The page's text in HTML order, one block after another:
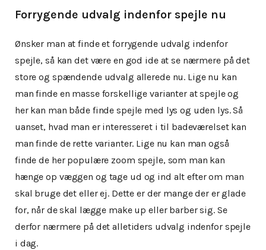
Forrygende udvalg indenfor spejle nu
Ønsker man at finde et forrygende udvalg indenfor
spejle, så kan det være en god ide at se nærmere på det
store og spændende udvalg allerede nu. Lige nu kan
man finde en masse forskellige varianter at spejle og
her kan man både finde spejle med lys og uden lys. Så
uanset, hvad man er interesseret i til badeværelset kan
man finde de rette varianter. Lige nu kan man også
finde de her populære zoom spejle, som man kan
hænge op væggen og tage ud og ind alt efter om man
skal bruge det eller ej. Dette er der mange der er glade
for, når de skal lægge make up eller barber sig. Se
derfor nærmere på det alletiders udvalg indenfor spejle
i dag.